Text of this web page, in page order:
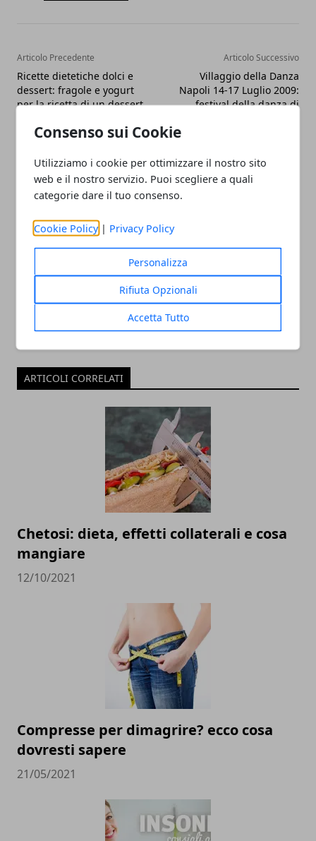
Consenso sui Cookie
Utilizziamo i cookie per ottimizzare il nostro sito
web e il nostro servizio. Puoi scegliere a quali
categorie dare il tuo consenso.
Cookie Policy | Privacy Policy
Personalizza
Rifiuta Opzionali
Accetta Tutto
Articolo Precedente
Ricette dietetiche dolci e
dessert: fragole e yogurt
per la ricetta di un dessert
Articolo Successivo
Villaggio della Danza
Napoli 14-17 Luglio 2009:
festival della danza di
Redazione
ARTICOLI CORRELATI
Chetosi: dieta, effetti collaterali e cosa
mangiare
12/10/2021
Compresse per dimagrire? ecco cosa
dovresti sapere
21/05/2021